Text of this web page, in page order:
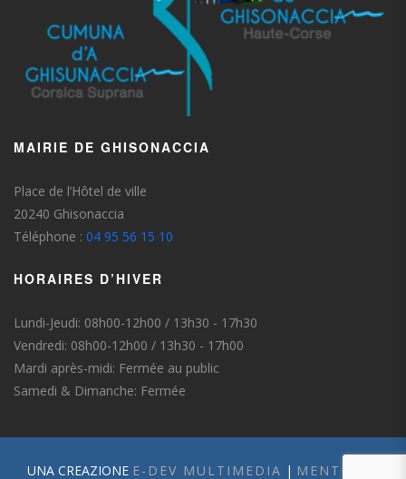
MAIRIE DE GHISONACCIA
Place de l’Hôtel de ville
20240 Ghisonaccia
Téléphone : 04 95 56 15 10
HORAIRES D’HIVER
Lundi-Jeudi: 08h00-12h00 / 13h30 - 17h30
Vendredi: 08h00-12h00 / 13h30 - 17h00
Mardi après-midi: Fermée au public
Samedi & Dimanche: Fermée
UNA CREAZIONE E-DEV MULTIMEDIA | MENTIONS